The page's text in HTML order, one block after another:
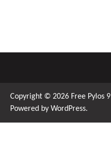
Copyright © 2026 Free Pylos 9
Powered by WordPress.